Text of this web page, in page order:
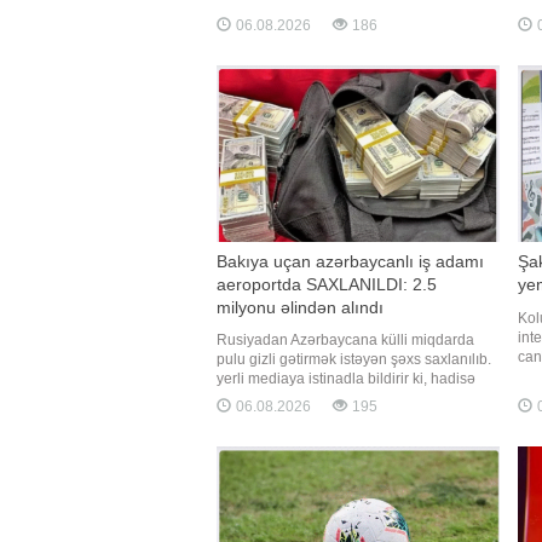
intellekt artıq təkcə texnoloji yenilik deyil,
həm də məlumat təhlükəsizliyi, müəllif
və ictima
06.08.2026 186
Bakıya uçan azərbaycanlı iş adamı
aeroportda SAXLANILDI: 2.5
milyonu əlindən alındı
Rusiyadan Azərbaycana külli miqdarda
pulu gizli gətirmək istəyən şəxs saxlanılıb.
yerli mediaya istinadla bildirir ki, hadisə
Novosibirsk şəhərindəki Tolmaçyovo hava
limanında baş verib. İddia olunur ki,
pulun qanunsuz şəkildə Rusiyadan
çıxarılmasının qarşısın
06.08.2026 195